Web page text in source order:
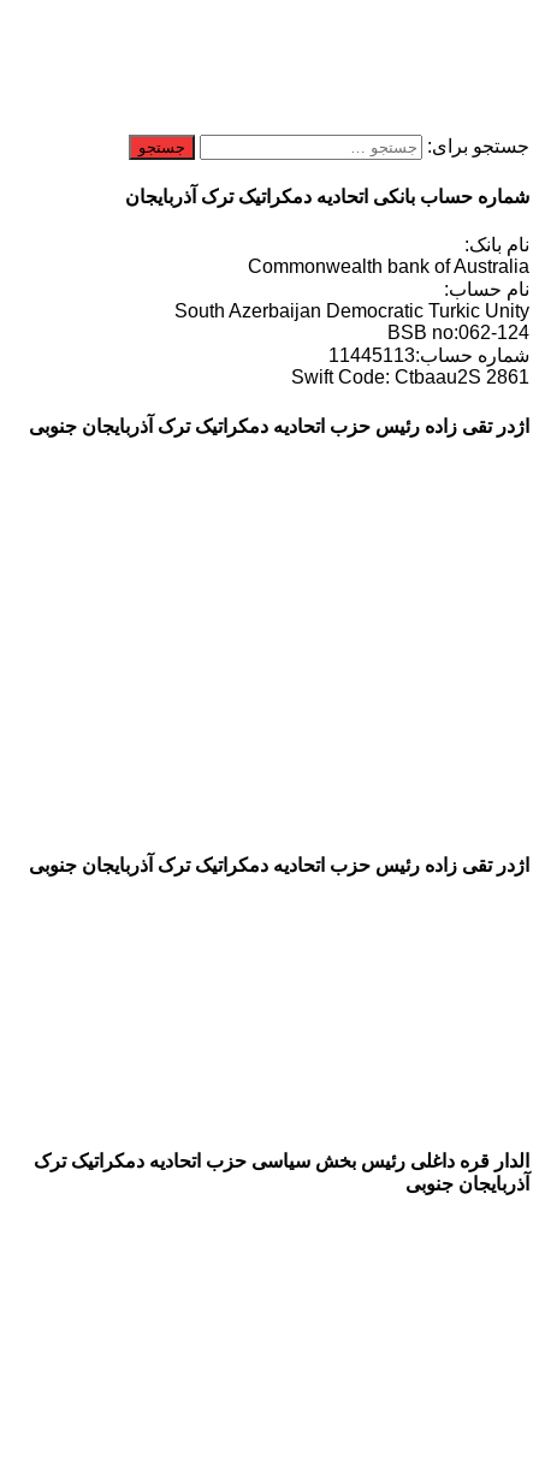
جستجو برای:
شماره حساب بانکی اتحادیه دمکراتیک ترک آذربایجان
نام بانک:
Commonwealth bank of Australia
نام حساب:
South Azerbaijan Democratic Turkic Unity
BSB no:062-124
شماره حساب:11445113
Swift Code: Ctbaau2S 2861
اژدر تقی زاده رئیس حزب اتحادیه دمکراتیک ترک آذربایجان جنوبی
اژدر تقی زاده رئیس حزب اتحادیه دمکراتیک ترک آذربایجان جنوبی
الدار قره داغلی رئیس بخش سیاسی حزب اتحادیه دمکراتیک ترک
آذربایجان جنوبی